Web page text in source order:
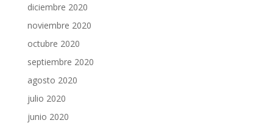
diciembre 2020
noviembre 2020
octubre 2020
septiembre 2020
agosto 2020
julio 2020
junio 2020